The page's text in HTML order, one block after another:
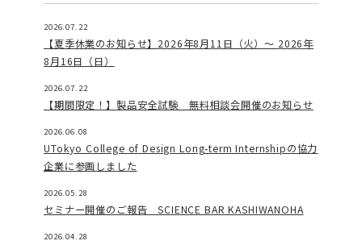
2026.07.22
【夏季休業のお知らせ】2026年8月11日（火）～ 2026年
8月16日（日）
2026.07.22
【期間限定！】製品安全試験 無料相談会開催のお知らせ
2026.06.08
UTokyo College of Design Long-term Internshipの協力
企業に参画しました
2026.05.28
セミナー開催のご報告 SCIENCE BAR KASHIWANOHA
2026.04.28